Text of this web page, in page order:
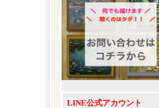
LINE公式アカウント